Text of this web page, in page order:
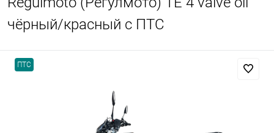
чёрный/красный с ПТС
ПТС